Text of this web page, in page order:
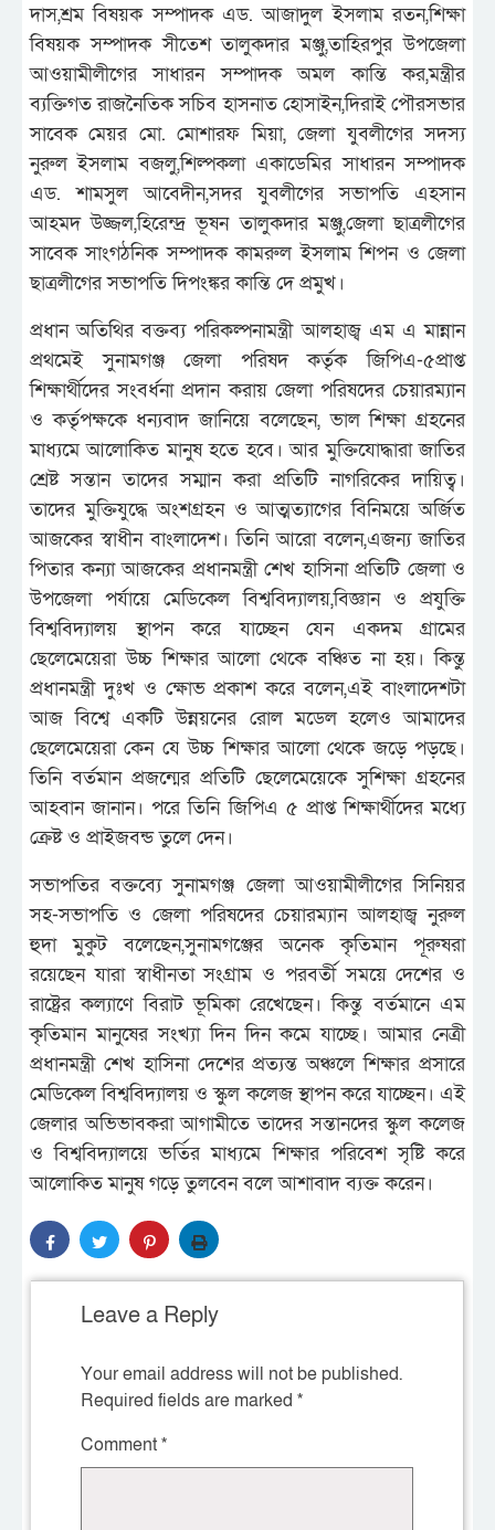
দাস,শ্রম বিষয়ক সম্পাদক এড. আজাদুল ইসলাম রতন,শিক্ষা
বিষয়ক সম্পাদক সীতেশ তালুকদার মঞ্জু,তাহিরপুর উপজেলা
আওয়ামীলীগের সাধারন সম্পাদক অমল কান্তি কর,মন্ত্রীর
ব্যক্তিগত রাজনৈতিক সচিব হাসনাত হোসাইন,দিরাই পৌরসভার
সাবেক মেয়র মো. মোশারফ মিয়া, জেলা যুবলীগের সদস্য
নুরুল ইসলাম বজলু,শিল্পকলা একাডেমির সাধারন সম্পাদক
এড. শামসুল আবেদীন,সদর যুবলীগের সভাপতি এহসান
আহমদ উজ্জল,হিরেন্দ্র ভূষন তালুকদার মঞ্জু,জেলা ছাত্রলীগের
সাবেক সাংগঠনিক সম্পাদক কামরুল ইসলাম শিপন ও জেলা
ছাত্রলীগের সভাপতি দিপংঙ্কর কান্তি দে প্রমুখ।
প্রধান অতিথির বক্তব্য পরিকল্পনামন্ত্রী আলহাজ্ব এম এ মান্নান
প্রথমেই সুনামগঞ্জ জেলা পরিষদ কর্তৃক জিপিএ-৫প্রাপ্ত
শিক্ষার্থীদের সংবর্ধনা প্রদান করায় জেলা পরিষদের চেয়ারম্যান
ও কর্তৃপক্ষকে ধন্যবাদ জানিয়ে বলেছেন, ভাল শিক্ষা গ্রহনের
মাধ্যমে আলোকিত মানুষ হতে হবে। আর মুক্তিযোদ্ধারা জাতির
শ্রেষ্ট সন্তান তাদের সম্মান করা প্রতিটি নাগরিকের দায়িত্ব।
তাদের মুক্তিযুদ্ধে অংশগ্রহন ও আত্মত্যাগের বিনিময়ে অর্জিত
আজকের স্বাধীন বাংলাদেশ। তিনি আরো বলেন,এজন্য জাতির
পিতার কন্যা আজকের প্রধানমন্ত্রী শেখ হাসিনা প্রতিটি জেলা ও
উপজেলা পর্যায়ে মেডিকেল বিশ্ববিদ্যালয়,বিজ্ঞান ও প্রযুক্তি
বিশ্ববিদ্যালয় স্থাপন করে যাচ্ছেন যেন একদম গ্রামের
ছেলেমেয়েরা উচ্চ শিক্ষার আলো থেকে বঞ্চিত না হয়। কিন্তু
প্রধানমন্ত্রী দুঃখ ও ক্ষোভ প্রকাশ করে বলেন,এই বাংলাদেশটা
আজ বিশ্বে একটি উন্নয়নের রোল মডেল হলেও আমাদের
ছেলেমেয়েরা কেন যে উচ্চ শিক্ষার আলো থেকে জড়ে পড়ছে।
তিনি বর্তমান প্রজন্মের প্রতিটি ছেলেমেয়েকে সুশিক্ষা গ্রহনের
আহবান জানান। পরে তিনি জিপিএ ৫ প্রাপ্ত শিক্ষার্থীদের মধ্যে
ক্রেষ্ট ও প্রাইজবন্ড তুলে দেন।
সভাপতির বক্তব্যে সুনামগঞ্জ জেলা আওয়ামীলীগের সিনিয়র
সহ-সভাপতি ও জেলা পরিষদের চেয়ারম্যান আলহাজ্ব নুরুল
হুদা মুকুট বলেছেন,সুনামগঞ্জের অনেক কৃতিমান পূরুষরা
রয়েছেন যারা স্বাধীনতা সংগ্রাম ও পরবর্তী সময়ে দেশের ও
রাষ্ট্রের কল্যাণে বিরাট ভূমিকা রেখেছেন। কিন্তু বর্তমানে এম
কৃতিমান মানুষের সংখ্যা দিন দিন কমে যাচ্ছে। আমার নেত্রী
প্রধানমন্ত্রী শেখ হাসিনা দেশের প্রত্যন্ত অঞ্চলে শিক্ষার প্রসারে
মেডিকেল বিশ্ববিদ্যালয় ও স্কুল কলেজ স্থাপন করে যাচ্ছেন। এই
জেলার অভিভাবকরা আগামীতে তাদের সন্তানদের স্কুল কলেজ
ও বিশ্ববিদ্যালয়ে ভর্তির মাধ্যমে শিক্ষার পরিবেশ সৃষ্টি করে
আলোকিত মানুষ গড়ে তুলবেন বলে আশাবাদ ব্যক্ত করেন।
Leave a Reply
Your email address will not be published.
Required fields are marked *
Comment*